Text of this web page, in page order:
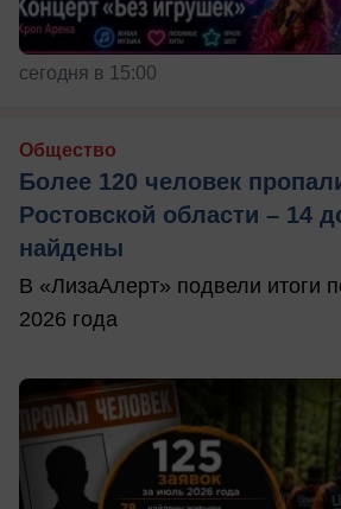
сегодня в 15:00
Общество
Более 120 человек
Ростовской области – 14
найдены
В «ЛизаАлерт» подвели итоги
2026 года